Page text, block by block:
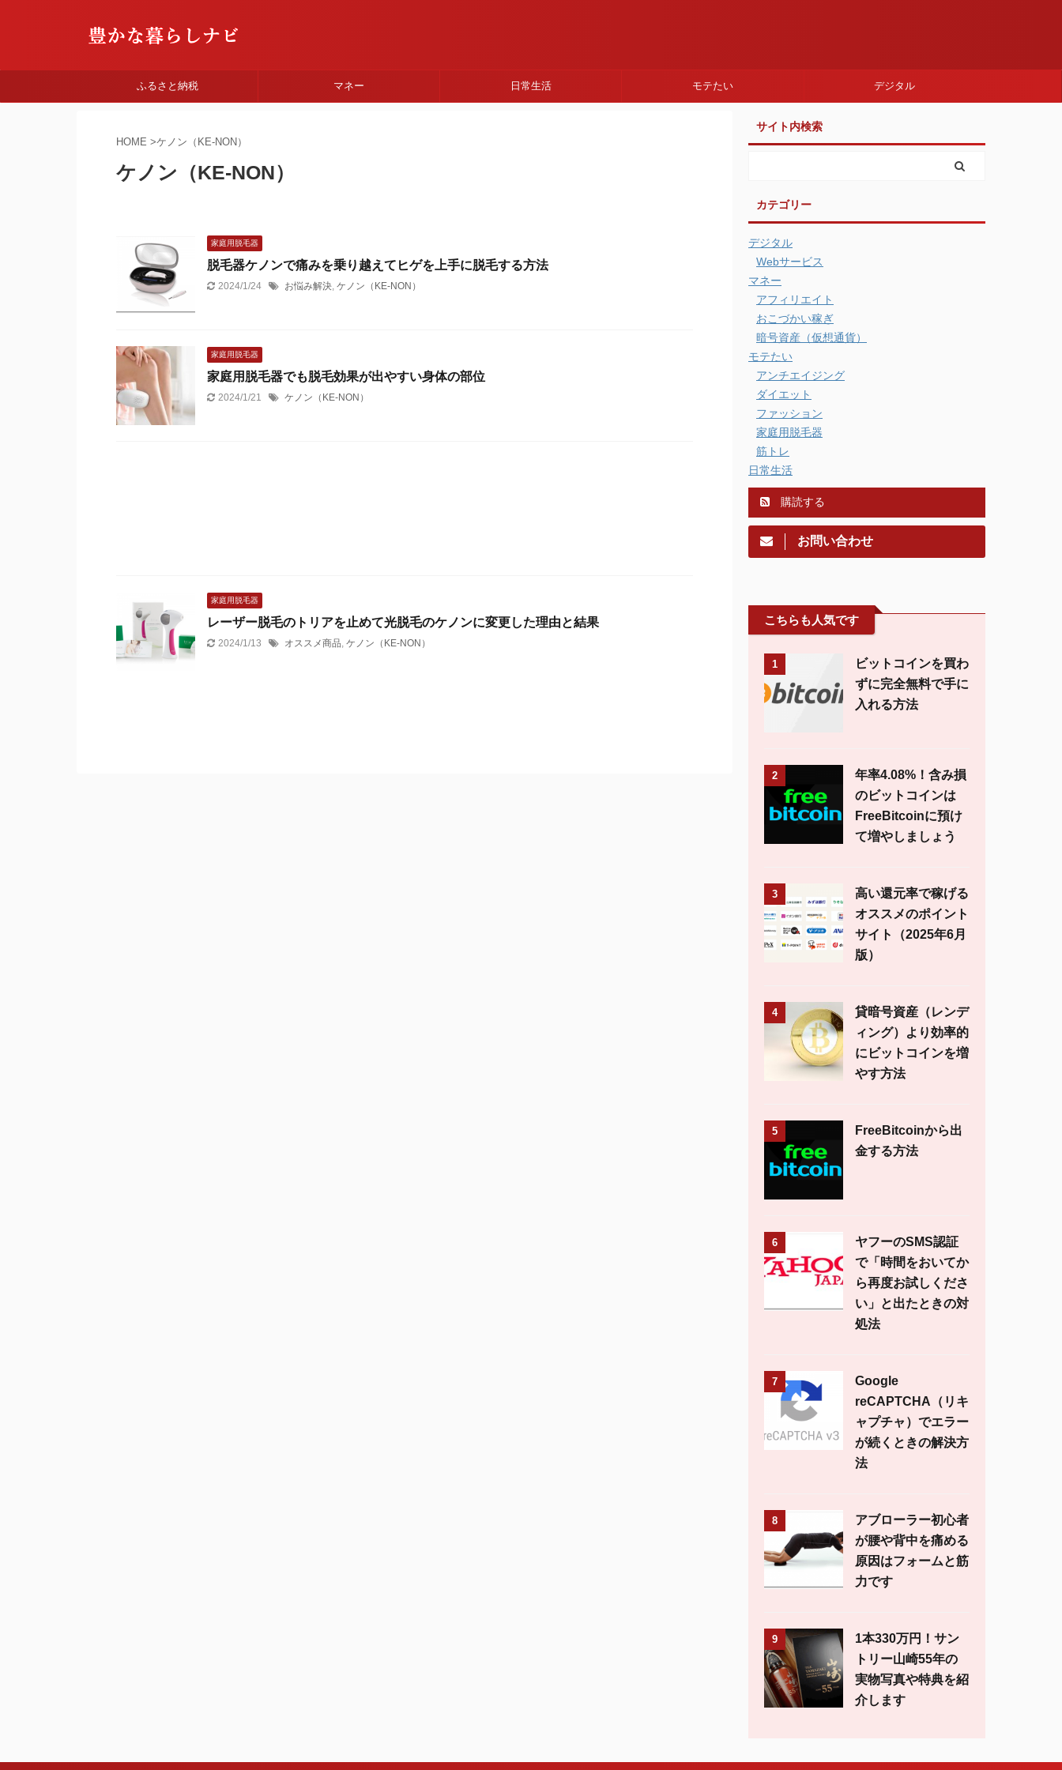
ふるさと納税 マネー 日常生活 モテたい デジタル
HOME >ケノン（KE-NON）
ケノン（KE-NON）
家庭用脱毛器
脱毛器ケノンで痛みを乗り越えてヒゲを上手に脱毛する方法
2024/1/24 お悩み解決, ケノン（KE-NON）
家庭用脱毛器
家庭用脱毛器でも脱毛効果が出やすい身体の部位
2024/1/21 ケノン（KE-NON）
家庭用脱毛器
レーザー脱毛のトリアを止めて光脱毛のケノンに変更した理由と結果
2024/1/13 オススメ商品, ケノン（KE-NON）
サイト内検索
カテゴリー
デジタル
Webサービス
マネー
アフィリエイト
おこづかい稼ぎ
暗号資産（仮想通貨）
モテたい
アンチエイジング
ダイエット
ファッション
家庭用脱毛器
筋トレ
日常生活
購読する
お問い合わせ
こちらも人気です
1
ビットコインを買わ
ずに完全無料で手に
入れる方法
2
年率4.08%！含み損
のビットコインは
FreeBitcoinに預け
て増やしましょう
3
高い還元率で稼げる
オススメのポイント
サイト（2025年6月
版）
4
貸暗号資産（レンデ
ィング）より効率的
にビットコインを増
やす方法
5
FreeBitcoinから出
金する方法
6
ヤフーのSMS認証
で「時間をおいてか
ら再度お試しくださ
い」と出たときの対
処法
7
Google
reCAPTCHA（リキ
ャプチャ）でエラー
が続くときの解決方
法
8
アブローラー初心者
が腰や背中を痛める
原因はフォームと筋
力です
9
1本330万円！サン
トリー山崎55年の
実物写真や特典を紹
介します